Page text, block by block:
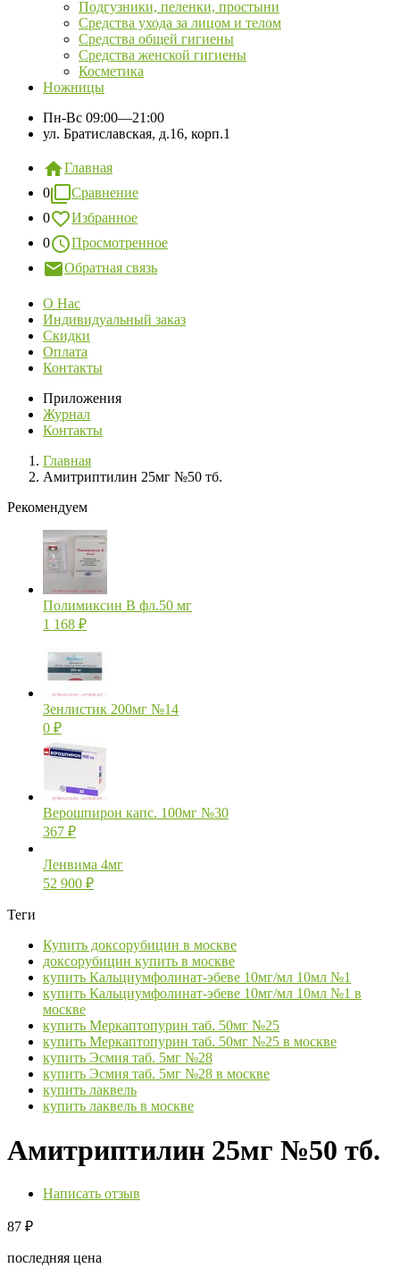
Подгузники, пеленки, простыни
Средства ухода за лицом и телом
Средства общей гигиены
Средства женской гигиены
Косметика
Ножницы
Пн-Вс 09:00—21:00
ул. Братиславская, д.16, корп.1
Главная
0
Сравнение
0
Избранное
0
Просмотренное
Обратная связь
О Нас
Индивидуальный заказ
Скидки
Оплата
Контакты
Приложения
Журнал
Контакты
Главная
Амитриптилин 25мг №50 тб.
Рекомендуем
Полимиксин В фл.50 мг
1 168 ₽
Зенлистик 200мг №14
0 ₽
Верошпирон капс. 100мг №30
367 ₽
Ленвима 4мг
52 900 ₽
Теги
Купить доксорубицин в москве
доксорубицин купить в москве
купить Кальциумфолинат-эбеве 10мг/мл 10мл №1
купить Кальциумфолинат-эбеве 10мг/мл 10мл №1 в
москве
купить Меркаптопурин таб. 50мг №25
купить Меркаптопурин таб. 50мг №25 в москве
купить Эсмия таб. 5мг №28
купить Эсмия таб. 5мг №28 в москве
купить лаквель
купить лаквель в москве
Амитриптилин 25мг №50 тб.
Написать отзыв
87 ₽
последняя цена